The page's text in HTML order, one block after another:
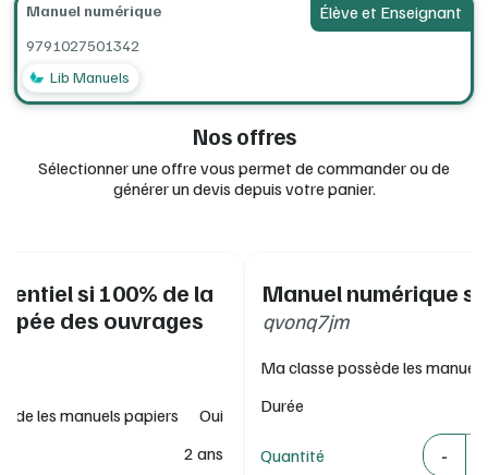
Ressources complémentaires : exercices complémentaires,
vidéos, exemples de solutions aux « défis Scratch ».
Une licence enseignant offerte pour 15 licences achetées.
Élève et Enseignant
Manuel numérique
9791027501342
Lib Manuels
Nos offres
Sélectionner une offre vous permet de commander ou de
générer un devis depuis votre panier.
si 100% de la
des ouvrages
les manuels papiers
Oui
2 ans
Manuel numérique
qvonq7jm
Ma classe possède les
Durée
Quantité -
Quantité